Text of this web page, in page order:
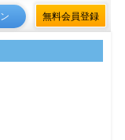
無料会員登録